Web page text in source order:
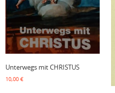
Unterwegs mit CHRISTUS
10,00 €